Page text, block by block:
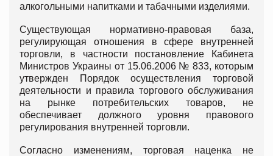
алкогольными напитками и табачными изделиями.
Существующая нормативно-правовая база,
регулирующая отношения в сфере внутренней
торговли, в частности постановление Кабинета
Министров Украины от 15.06.2006 № 833, которым
утвержден Порядок осуществления торговой
деятельности и правила торгового обслуживания
на рынке потребительских товаров, не
обеспечивает должного уровня правового
регулирования внутренней торговли.
Согласно изменениям, торговая наценка не